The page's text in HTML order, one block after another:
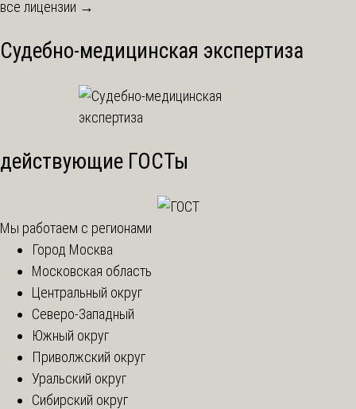
все лицензии →
Судебно-медицинская экспертиза
действующие ГОСТы
Мы работаем с регионами
Город Москва
Московская область
Центральный округ
Северо-Западный
Южный округ
Приволжский округ
Уральский округ
Сибирский округ